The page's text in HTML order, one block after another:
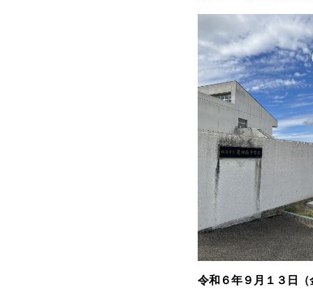
令和６年９月１３日（